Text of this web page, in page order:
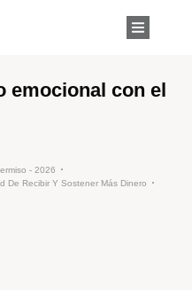
emocional con el
- 2026
De Recibir Y Sostener Más Dinero